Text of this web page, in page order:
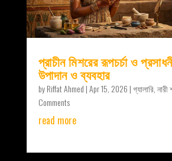
প্রাচীন মিশরের রূপচর্চা ও
উপাদান ও ব্যবহার
byRiffat Ahmed |Apr 15, 2026 |গ্যালারি,
Comments
read more